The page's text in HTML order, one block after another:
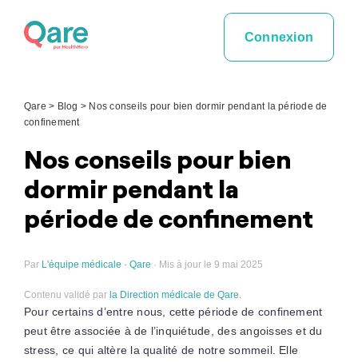
Connexion
Qare > Blog > Nos conseils pour bien dormir pendant la période de
confinement
Nos conseils pour bien
dormir pendant la
période de confinement
Par L'équipe médicale · Qare · Mis à jour le 9 mai 2025
Contenu validé par la Direction médicale de Qare.
Pour certains d’entre nous, cette période de confinement
peut être associée à de l’inquiétude, des angoisses et du
stress, ce qui altère la qualité de notre sommeil. Elle